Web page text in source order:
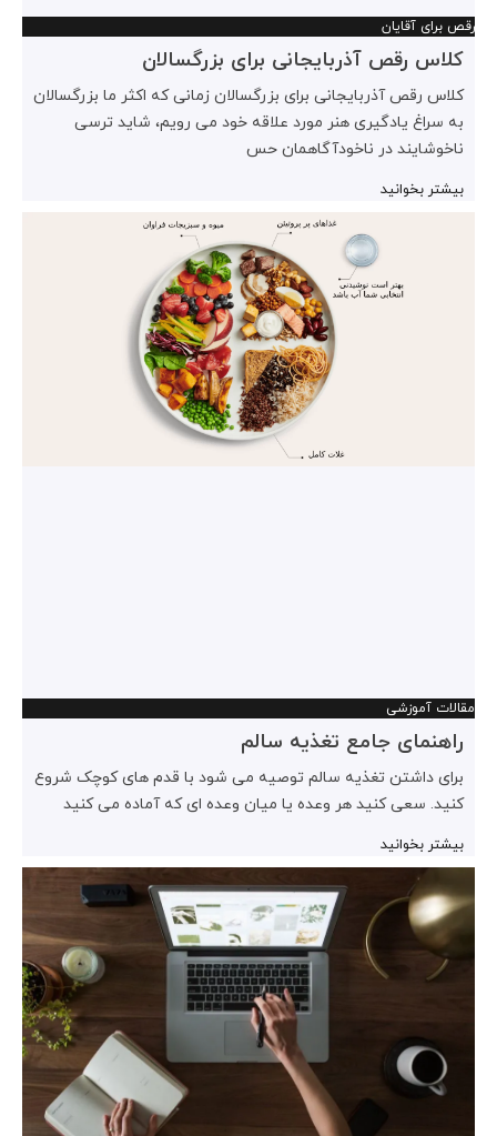
رقص برای آقایان
کلاس رقص آذربایجانی برای بزرگسالان
کلاس رقص آذربایجانی برای بزرگسالان زمانی که اکثر ما بزرگسالان
به سراغ یادگیری هنر مورد علاقه خود می رویم، شاید ترسی
ناخوشایند در ناخودآگاهمان حس
بیشتر بخوانید
مقالات آموزشی
راهنمای جامع تغذیه سالم
برای داشتن تغذیه سالم توصیه می شود با قدم های کوچک شروع
کنید. سعی کنید هر وعده یا میان وعده ای که آماده می کنید
بیشتر بخوانید